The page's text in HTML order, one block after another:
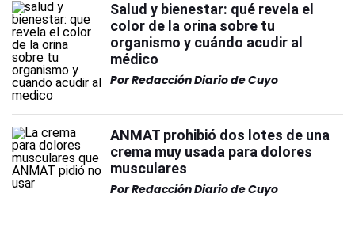
Salud y bienestar: qué revela el
color de la orina sobre tu
organismo y cuándo acudir al
médico
PorRedacción Diario de Cuyo
ANMAT prohibió dos lotes de una
crema muy usada para dolores
musculares
PorRedacción Diario de Cuyo